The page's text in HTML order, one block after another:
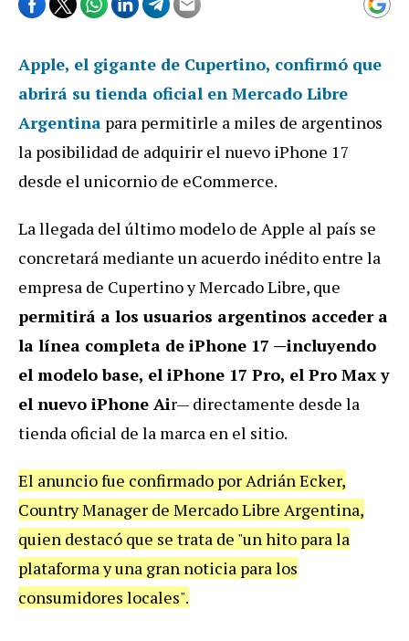
Apple, el gigante de Cupertino, confirmó que
abrirá su tienda oficial en Mercado Libre
Argentina para permitirle a miles de argentinos
la posibilidad de adquirir el nuevo iPhone 17
desde el unicornio de eCommerce.
La llegada del último modelo de Apple al país se
concretará mediante un acuerdo inédito entre la
empresa de Cupertino y Mercado Libre, que
permitirá a los usuarios argentinos acceder a
la línea completa de iPhone 17 —incluyendo
el modelo base, el iPhone 17 Pro, el Pro Max y
el nuevo iPhone Air— directamente desde la
tienda oficial de la marca en el sitio.
El anuncio fue confirmado por Adrián Ecker,
Country Manager de Mercado Libre Argentina,
quien destacó que se trata de "un hito para la
plataforma y una gran noticia para los
consumidores locales".